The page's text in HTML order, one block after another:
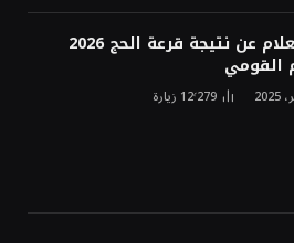
الاستعلام عن نتيجة قرعة الحج 2026
القومي
12٬279 زيارة